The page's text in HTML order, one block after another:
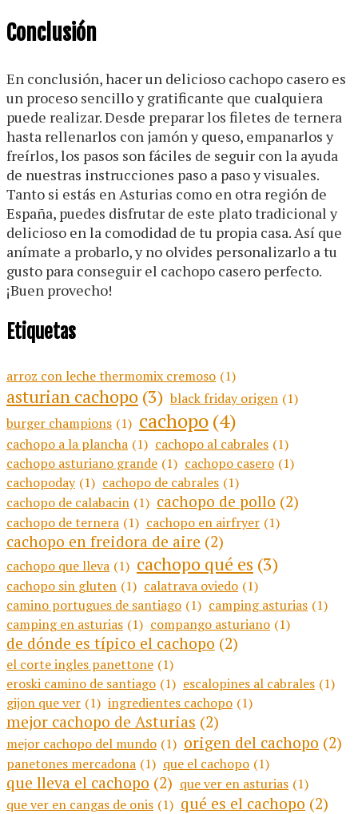
Conclusión
En conclusión, hacer un delicioso cachopo casero es
un proceso sencillo y gratificante que cualquiera
puede realizar. Desde preparar los filetes de ternera
hasta rellenarlos con jamón y queso, empanarlos y
freírlos, los pasos son fáciles de seguir con la ayuda
de nuestras instrucciones paso a paso y visuales.
Tanto si estás en Asturias como en otra región de
España, puedes disfrutar de este plato tradicional y
delicioso en la comodidad de tu propia casa. Así que
anímate a probarlo, y no olvides personalizarlo a tu
gusto para conseguir el cachopo casero perfecto.
¡Buen provecho!
Etiquetas
arroz con leche thermomix cremoso (1)
asturian cachopo (3) black friday origen (1)
burger champions (1) cachopo(4)
cachopo a la plancha (1) cachopo al cabrales (1)
cachopo asturiano grande (1) cachopo casero (1)
cachopoday (1) cachopo de cabrales (1)
cachopo de calabacin (1) cachopo de pollo (2)
cachopo de ternera (1) cachopo en airfryer (1)
cachopo en freidora de aire (2)
cachopo que lleva (1) cachopo qué es (3)
cachopo sin gluten (1) calatrava oviedo (1)
camino portugues de santiago (1) camping asturias (1)
camping en asturias (1) compango asturiano (1)
de dónde es típico el cachopo (2)
el corte ingles panettone (1)
eroski camino de santiago (1) escalopines al cabrales (1)
gijon que ver (1) ingredientes cachopo (1)
mejor cachopo de Asturias (2)
mejor cachopo del mundo (1) origen del cachopo (2)
panetones mercadona (1) que el cachopo (1)
que lleva el cachopo (2) que ver en asturias (1)
que ver en cangas de onis (1) qué es el cachopo (2)